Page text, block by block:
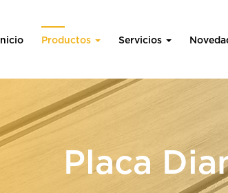
Inicio Productos Servicios
Placa